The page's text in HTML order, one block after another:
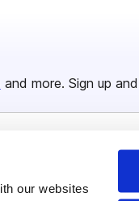
our websites
and more. Sign up and
Content Types